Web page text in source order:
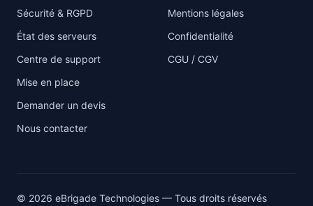
Sécurité & RGPD
État des serveurs
Centre de support
Mise en place
Demander un devis
Nous contacter
Mentions légales
Confidentialité
CGU / CGV
© 2026 eBrigade Technologies — Tous droits réservés